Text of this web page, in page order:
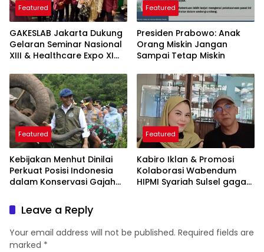
Featured
GAKESLAB Jakarta Dukung
Gelaran Seminar Nasional
XIII & Healthcare Expo XI
Featured
Presiden Prabowo: Anak
Orang Miskin Jangan
Sampai Tetap Miskin
Featured
Kebijakan Menhut Dinilai
Perkuat Posisi Indonesia
dalam Konservasi Gajah
Featured
Kabiro Iklan & Promosi
Kolaborasi Wabendum
HIPMI Syariah Sulsel gagas
Leave a Reply
Your email address will not be published. Required fields are
marked *